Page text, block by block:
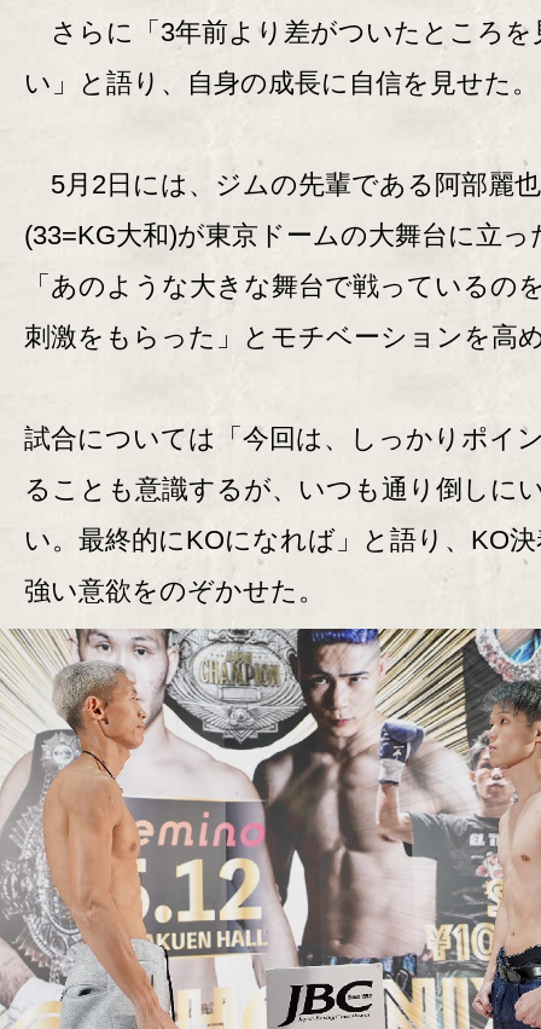
さらに「3年前より差がついたところを
い」と語り、自身の成長に自信を見せた。
5月2日には、ジムの先輩である阿部麗也
(33=KG大和)が東京ドームの大舞台に立っ
「あのような大きな舞台で戦っているの
刺激をもらった」とモチベーションを高
試合については「今回は、しっかりポイ
ることも意識するが、いつも通り倒しに
い。最終的にKOになれば」と語り、KO
強い意欲をのぞかせた。